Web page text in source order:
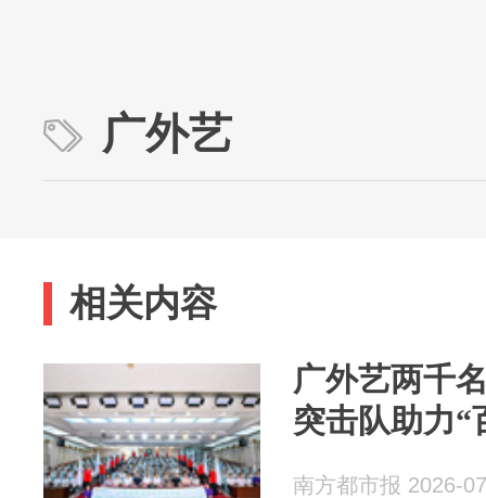
广外艺
相关内容
广外艺两千
突击队助力“
南方都市报 2026-